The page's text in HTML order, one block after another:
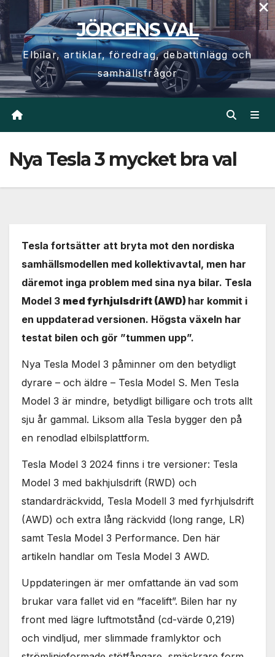
Hoppa
till
innehåll
JÖRGENS VAL
Elbilar, artiklar, föredrag, debattinlägg och
samhällsfrågor
Nya Tesla 3 mycket bra val
Tesla fortsätter att bryta mot den nordiska
samhällsmodellen med kollektivavtal, men har
däremot inga problem med sina nya bilar. Tesla
Model 3 med fyrhjulsdrift (AWD) har kommit i
en uppdaterad versionen. Högsta växeln har
testat bilen och gör ”tummen upp”.
Nya Tesla Model 3 påminner om den betydligt
dyrare – och äldre – Tesla Model S. Men Tesla
Model 3 är mindre, betydligt billigare och trots allt
sju år gammal. Liksom alla Tesla bygger den på
en renodlad elbilsplattform.
Tesla Model 3 2024 finns i tre versioner: Tesla
Model 3 med bakhjulsdrift (RWD) och
standardräckvidd, Tesla Modell 3 med fyrhjulsdrift
(AWD) och extra lång räckvidd (long range, LR)
samt Tesla Model 3 Performance. Den här
artikeln handlar om Tesla Model 3 AWD.
Uppdateringen är mer omfattande än vad som
brukar vara fallet vid en ”facelift”. Bilen har ny
front med lägre luftmotstånd (cd-värde 0,219)
och vindljud, mer slimmade framlyktor och
×